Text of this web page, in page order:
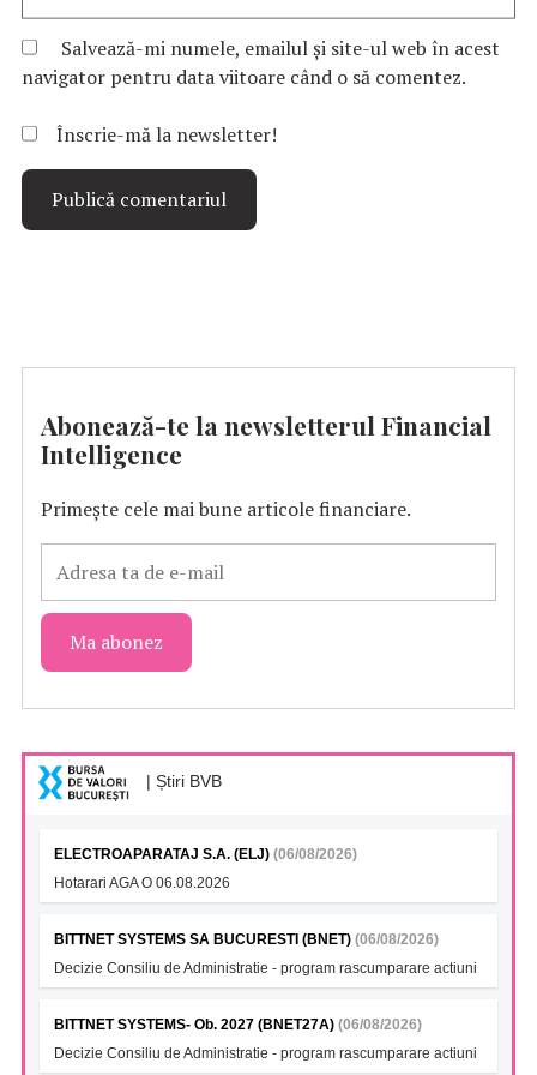
Salvează-mi numele, emailul și site-ul web în acest
navigator pentru data viitoare când o să comentez.
Înscrie-mă la newsletter!
Abonează-te la newsletterul Financial
Intelligence
Primește cele mai bune articole financiare.
| Știri BVB
ELECTROAPARATAJ S.A. (ELJ) (06/08/2026)
Hotarari AGA O 06.08.2026
BITTNET SYSTEMS SA BUCURESTI (BNET) (06/08/2026)
Decizie Consiliu de Administratie - program rascumparare actiuni
BITTNET SYSTEMS- Ob. 2027 (BNET27A) (06/08/2026)
Decizie Consiliu de Administratie - program rascumparare actiuni